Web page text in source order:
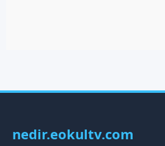
nedir.eokultv.com